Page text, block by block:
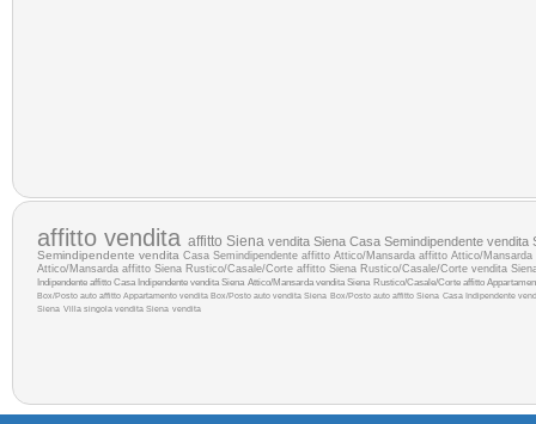
affitto vendita affitto Siena vendita Siena Casa Semindipendente vendita
Semindipendente vendita Casa Semindipendente affitto Attico/Mansarda affitto Attico/
Attico/Mansarda affitto Siena Rustico/Casale/Corte affitto Siena Rustico/Casale/Corte vendita
Indipendente affitto Casa Indipendente vendita Siena Attico/Mansarda vendita Siena Rustico/Casale/Corte affitto
Box/Posto auto affitto Appartamento vendita Box/Posto auto vendita Siena Box/Posto auto affitto Siena Casa Indipendente
Siena Villa singola vendita Siena vendita